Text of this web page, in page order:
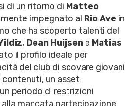
di un ritorno di Matteo
impegnato al Rio Ave in
che ha scoperto talenti del
, Dean Huijsen e Matias
il profilo ideale per
del club di scovare giovani
un asset
periodo di restrizioni
mancata partecipazione